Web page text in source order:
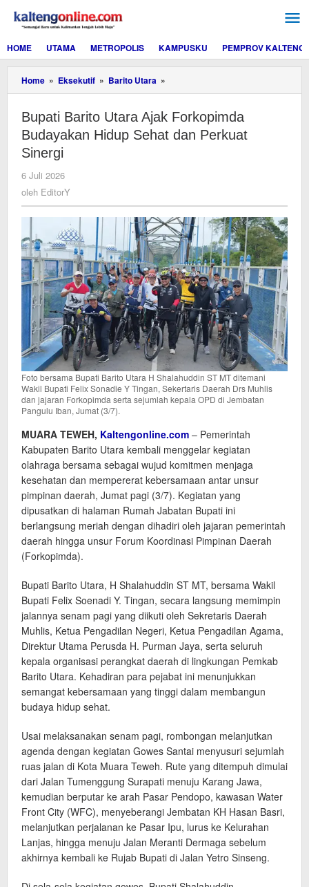
konten
HOME
UTAMA METROPOLIS KAMPUSKU PEMPROV KALTENG
Home » Eksekutif » Barito Utara »
Barito
Ajak
Forkopimda
Budayakan
Sinergi
Bupati Barito Utara Ajak Forkopimda
Budayakan Hidup Sehat dan Perkuat
Sinergi
6 Juli 2026
oleh EditorY
Foto bersama Bupati Barito Utara H Shalahuddin ST MT ditemani
Wakil Bupati Felix Sonadie Y Tingan, Sekertaris Daerah Drs Muhlis
dan jajaran Forkopimda serta sejumlah kepala OPD di Jembatan
Pangulu Iban, Jumat (3/7).
MUARA TEWEH, Kaltengonline.com – Pemerintah
Kabupaten Barito Utara kembali menggelar kegiatan
olahraga bersama sebagai wujud komitmen menjaga
kesehatan dan mempererat kebersamaan antar unsur
pimpinan daerah, Jumat pagi (3/7). Kegiatan yang
dipusatkan di halaman Rumah Jabatan Bupati ini
berlangsung meriah dengan dihadiri oleh jajaran pemerintah
daerah hingga unsur Forum Koordinasi Pimpinan Daerah
(Forkopimda).
Bupati Barito Utara, H Shalahuddin ST MT, bersama Wakil
Bupati Felix Soenadi Y. Tingan, secara langsung memimpin
jalannya senam pagi yang diikuti oleh Sekretaris Daerah
Muhlis, Ketua Pengadilan Negeri, Ketua Pengadilan Agama,
Direktur Utama Perusda H. Purman Jaya, serta seluruh
kepala organisasi perangkat daerah di lingkungan Pemkab
Barito Utara. Kehadiran para pejabat ini menunjukkan
semangat kebersamaan yang tinggi dalam membangun
budaya hidup sehat.
Usai melaksanakan senam pagi, rombongan melanjutkan
agenda dengan kegiatan Gowes Santai menyusuri sejumlah
ruas jalan di Kota Muara Teweh. Rute yang ditempuh dimulai
dari Jalan Tumenggung Surapati menuju Karang Jawa,
kemudian berputar ke arah Pasar Pendopo, kawasan Water
Front City (WFC), menyeberangi Jembatan KH Hasan Basri,
melanjutkan perjalanan ke Pasar Ipu, lurus ke Kelurahan
Lanjas, hingga menuju Jalan Meranti Dermaga sebelum
akhirnya kembali ke Rujab Bupati di Jalan Yetro Sinseng.